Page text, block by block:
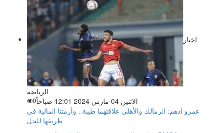
اخبار
الرياضه
الاثنين 04 مارس 2024 12:01 صباحاً
0
عمرو أدهم: الزمالك والأهلى علاقتهما طيبة.. وأزمتنا المالية فى
طريقها للحل